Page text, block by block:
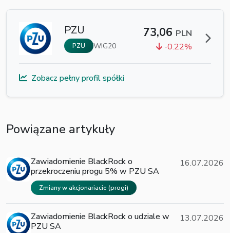
PZU
PZU WIG20
73,06 PLN
-0.22%
Zobacz pełny profil spółki
Powiązane artykuły
Zawiadomienie BlackRock o
przekroczeniu progu 5% w PZU SA
Zmiany w akcjonariacie (progi)
16.07.2026
Zawiadomienie BlackRock o udziale w
PZU SA
13.07.2026